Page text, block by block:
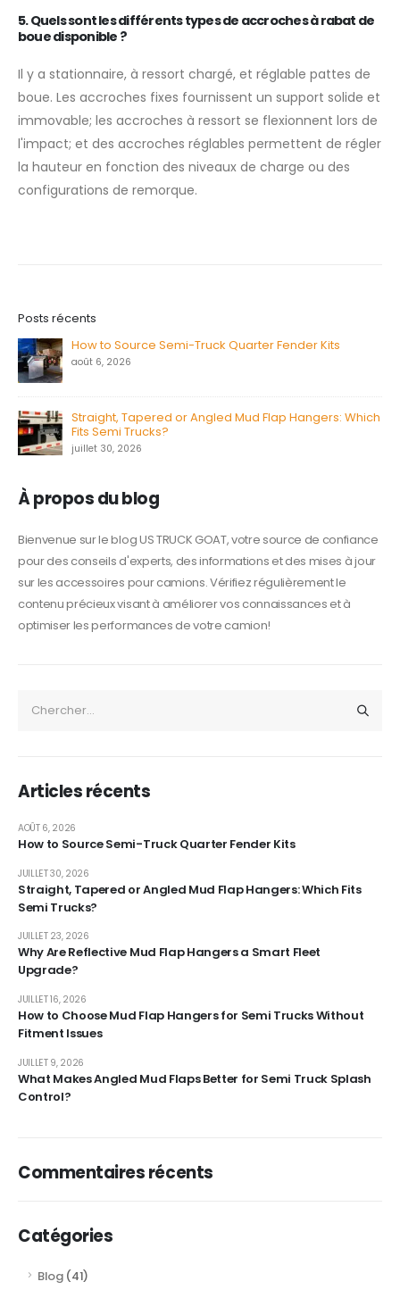
5. Quels sont les différents types de accroches à rabat de
bouedisponible ?
Il y a stationnaire, à ressort chargé, et réglable pattes de
boue. Les accroches fixes fournissent un support solide et
immovable; les accroches à ressort se flexionnent lors de
l'impact; et des accroches réglables permettent de régler
la hauteur en fonction des niveaux de charge ou des
configurations de remorque.
Posts récents
How to Source Semi-Truck Quarter Fender Kits
août 6, 2026
Straight, Tapered or Angled Mud Flap Hangers: Which
Fits Semi Trucks?
juillet 30, 2026
À propos du blog
Bienvenue sur le blog US TRUCK GOAT, votre source de confiance
pour des conseils d'experts, des informations et des mises à jour
sur les accessoires pour camions. Vérifiez régulièrement le
contenu précieux visant à améliorer vos connaissances et à
optimiser les performances de votre camion!
Articles récents
How to Source Semi-Truck Quarter Fender Kits
AOÛT 6, 2026
Straight, Tapered or Angled Mud Flap Hangers: Which Fits
Semi Trucks?
JUILLET 30, 2026
Why Are Reflective Mud Flap Hangers a Smart Fleet
Upgrade?
JUILLET 23, 2026
How to Choose Mud Flap Hangers for Semi Trucks Without
Fitment Issues
JUILLET 16, 2026
What Makes Angled Mud Flaps Better for Semi Truck Splash
Control?
JUILLET 9, 2026
Commentaires récents
Catégories
Blog(41)